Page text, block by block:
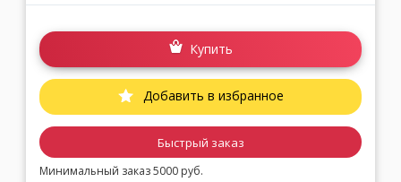
Купить
Добавить в избранное
Быстрый заказ
Минимальный заказ 5000 руб.